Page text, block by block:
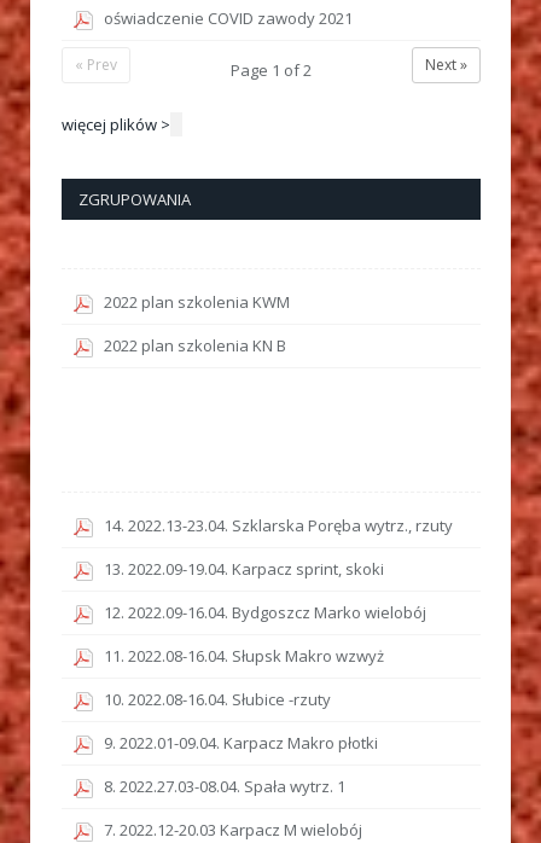
oświadczenie COVID zawody 2021
Next »
Page 1 of2
« Prev
więcej plików >
ZGRUPOWANIA
2022 plan szkolenia KWM
2022 plan szkolenia KN B
14. 2022.13-23.04. Szklarska Poręba wytrz., rzuty
13. 2022.09-19.04. Karpacz sprint, skoki
12. 2022.09-16.04. Bydgoszcz Marko wielobój
11. 2022.08-16.04. Słupsk Makro wzwyż
10. 2022.08-16.04. Słubice -rzuty
9. 2022.01-09.04. Karpacz Makro płotki
8. 2022.27.03-08.04. Spała wytrz. 1
7. 2022.12-20.03 Karpacz M wielobój